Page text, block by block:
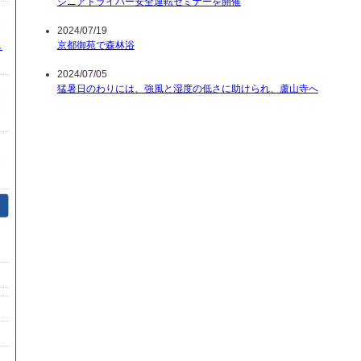
2024/07/19
京都御苑で森林浴
2024/07/05
猛暑日のわりには、強風と湿度の低さに助けられ、蘆山寺へ